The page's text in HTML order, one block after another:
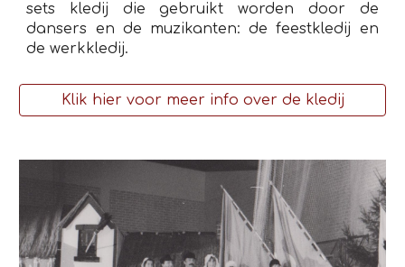
sets kledij die gebruikt worden door de
dansers en de muzikanten: de feestkledij en
de werkkledij.
Klik hier voor meer info over de kledij